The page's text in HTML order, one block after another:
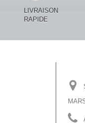
LIVRAISON
RAPIDE